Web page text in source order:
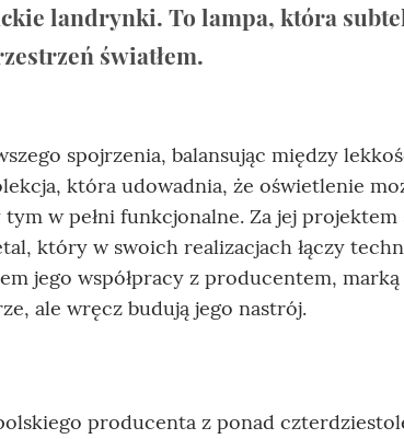
landrynki. To lampa, która
światłem.
spojrzenia, balansując między
która udowadnia, że oświetlenie
w pełni funkcjonalne. Za jej projektem
który w swoich realizacjach łączy
jego współpracy z producentem,
ale wręcz budują jego nastrój.
producenta z ponad